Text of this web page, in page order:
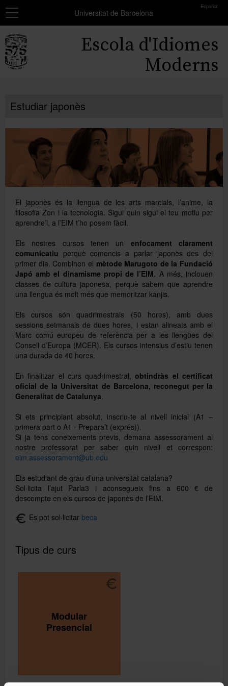
MATRÍCULA
dels
grups
seleccionats
has
cap
Afegir més grups
Navegació Universitat de Barcelona
toolbar
Español
Escola d'Idiomes
Moderns
Inici
Formació professors
Coneix-nos
Estudiar japonès
El japonès és la llengua de les arts marcials, l’anime, la
filosofia Zen i la tecnologia. Sigui quin sigui el teu motiu per
aprendre’l, a l’EIM t’ho posem fàcil.
Els nostres cursos tenen un enfocament clarament
comunicatiu perquè comencis a parlar japonès des del
primer dia. Combinen el mètode Marugoto de la Fundació
Japó amb el dinamisme propi de l’EIM. A més, inclouen
classes de cultura japonesa, perquè sabem que aprendre
una llengua és molt més que memoritzar kanjis.
Els cursos són quadrimestrals (50 hores), amb dues
sessions setmanals de dues hores, i estan alineats amb el
Marc comú europeu de referència per a les llengües del
Consell d’Europa (MCER). Els cursos intensius d’estiu tenen
una durada de 40 hores.
En finalitzar el curs quadrimestral, obtindràs el certificat
oficial de la Universitat de Barcelona, reconegut per la
Generalitat de Catalunya.
Si ets principiant absolut, inscriu-te al nivell inicial (A1 –
primera part o A1 - Prepara’t (exprés)).
Si ja tens coneixements previs, demana assessorament al
nostre professorat per saber quin nivell et correspon:
eim.assessorament@ub.edu
Ets estudiant de grau d’una universitat catalana?
Sol·licita l’ajut Parla3 i aconsegueix fins a 600 € de
descompte en els cursos de japonès de l’EIM.
Es pot sol·licitar beca
Tipus de curs
Modular
Presencial